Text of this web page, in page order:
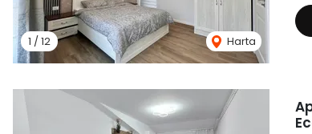
1 /12 Harta